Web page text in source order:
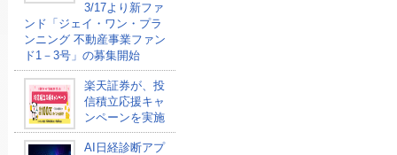
3/17より新ファ
ンド「ジェイ・ワン・プラ
ンニング 不動産事業ファン
ド1－3号」の募集開始
楽天証券が、投
信積立応援キャ
ンペーンを実施
AI日経診断アプ